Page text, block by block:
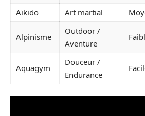
Aïkido Art martial
Alpinisme
Outdoor /
Aventure
Aquagym
Douceur /
Endurance